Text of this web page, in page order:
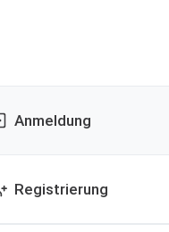
Anmeldung
Registrierung